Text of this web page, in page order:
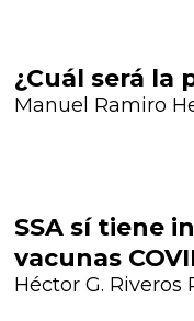
¿Cuál será la
Manuel Ramiro
SSA sí tiene
vacunas
Héctor G. Riveros